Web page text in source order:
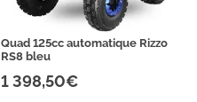
Quad 125cc automatique Rizzo
RS8 bleu
1 398,50€